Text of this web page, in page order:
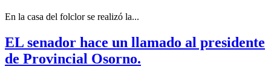
En la casa del folclor se realizó la...
EL senador hace un llamado al presidente
de Provincial Osorno.